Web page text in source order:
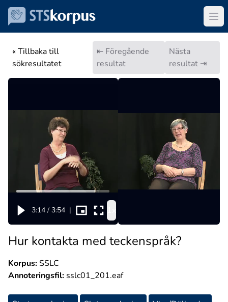
« Tillbaka till
sökresultatet
⇤ Föregående
resultat
Nästa
resultat ⇥
3:14 / 3:54 |
Hur kontakta med teckenspråk?
Korpus:SSLC
Annoteringsfil: sslc01_201.eaf